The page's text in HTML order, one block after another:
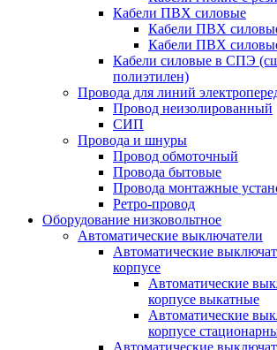
Кабели ПВХ силовые
Кабели ПВХ
Кабели ПВХ
Кабели силовые в СПЭ
полиэтилен)
Провода для линий
Провод неизолированный
СИП
Провода и шнуры
Провод обмоточный
Провода бытовые
Провода монтажные
Ретро-провод
Оборудование низковольтное
Автоматические выключатели
Автоматические
корпусе
Автоматические
корпусе выкатные
Автоматические
корпусе
Автоматические